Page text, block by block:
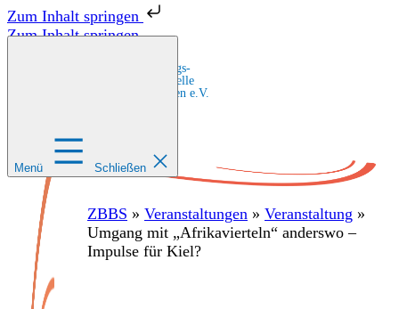
Zum Inhalt springen
Zum Inhalt springen
Zentrale Bildungs-
und Beratungsstelle
für Migrant:innen e.V.
Menü Schließen
ZBBS » Veranstaltungen » Veranstaltung »
Umgang mit „Afrikavierteln“ anderswo –
Impulse für Kiel?